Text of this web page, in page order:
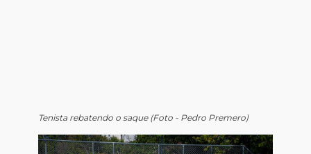
Tenista rebatendo o saque (Foto - Pedro Premero)